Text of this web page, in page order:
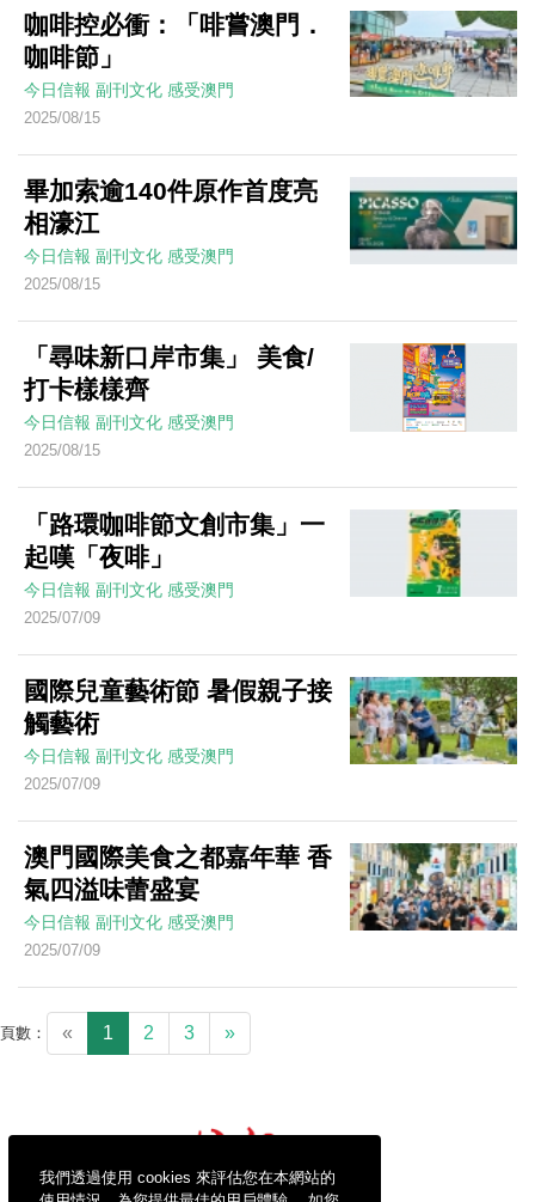
我們透過使用 cookies 來評估您在本網站的
咖啡控必衝：「啡嘗澳門．
咖啡節」
今日信報 副刊文化 感受澳門
2025/08/15
畢加索逾140件原作首度亮
相濠江
今日信報 副刊文化 感受澳門
2025/08/15
「尋味新口岸市集」 美食/
打卡樣樣齊
今日信報 副刊文化 感受澳門
2025/08/15
「路環咖啡節文創市集」一
起嘆「夜啡」
今日信報 副刊文化 感受澳門
2025/07/09
國際兒童藝術節 暑假親子接
觸藝術
今日信報 副刊文化 感受澳門
2025/07/09
澳門國際美食之都嘉年華 香
氣四溢味蕾盛宴
今日信報 副刊文化 感受澳門
2025/07/09
頁數： « 1 2 3 »